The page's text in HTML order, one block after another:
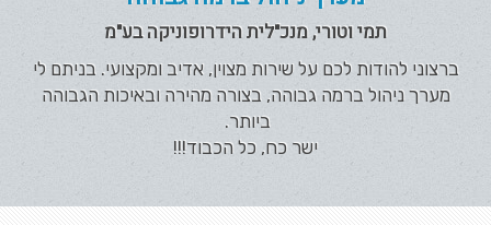
תמי וטורי, מנכ"לית הידרופוניקה בע"מ
ברצוני להודות לכם על שירות מצוין, אדיב ומקצועי. בניתם לי
מערך ניהול ברמה גבוהה, בצורה מהירה ובאיכות הגבוהה
ביותר.
ישר כח, כל הכבוד!!!